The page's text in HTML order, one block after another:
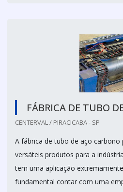
FÁBRICA DE TUBO
CENTERVAL / PIRACICABA - SP
A fábrica de tubo de aço carbono
versáteis produtos para a
tem uma aplicação
fundamental contar com uma